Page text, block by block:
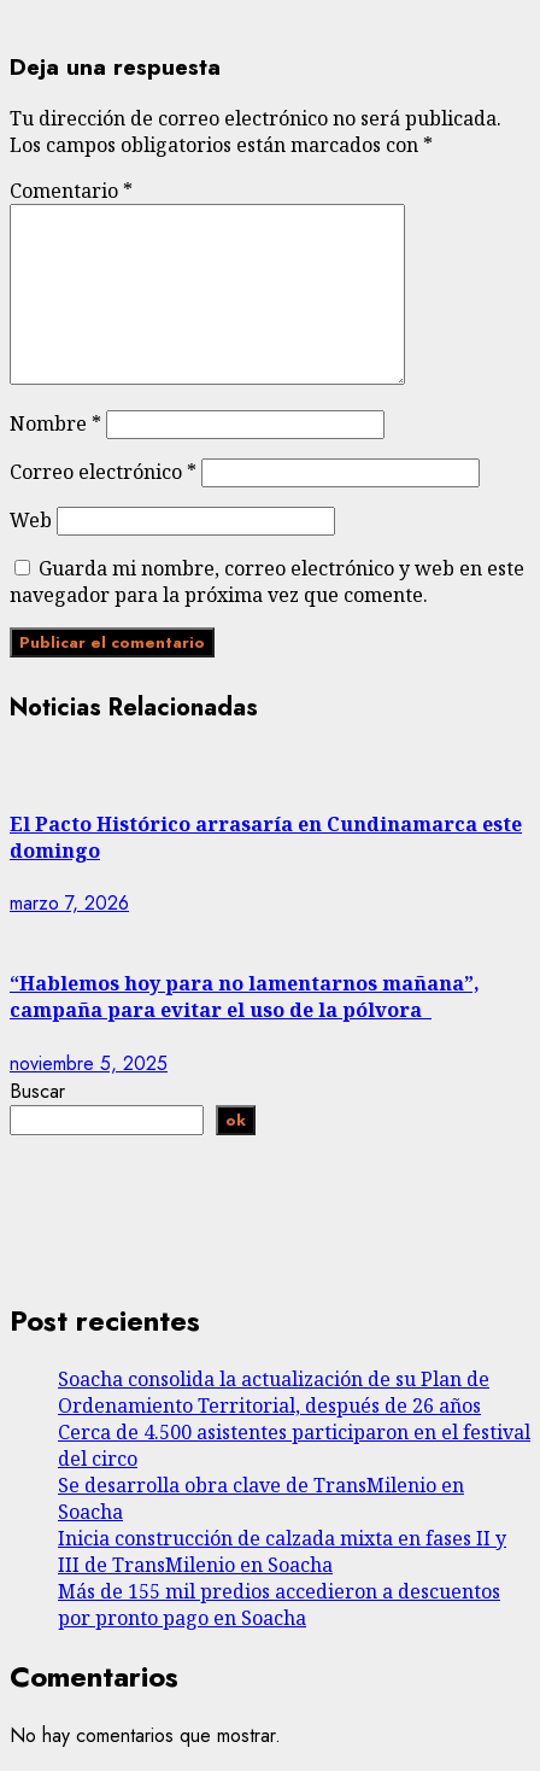
Deja una respuesta
Tu dirección de correo electrónico no será publicada.
Los campos obligatorios están marcados con *
Comentario *
Nombre *
Correo electrónico *
Web
Guarda mi nombre, correo electrónico y web en este
navegador para la próxima vez que comente.
Noticias Relacionadas
El Pacto Histórico arrasaría en Cundinamarca este
domingo
marzo 7, 2026
“Hablemos hoy para no lamentarnos mañana”,
campaña para evitar el uso de la pólvora
noviembre 5, 2025
Buscar
ok
Post recientes
Soacha consolida la actualización de su Plan de
Ordenamiento Territorial, después de 26 años
Cerca de 4.500 asistentes participaron en el festival
del circo
Se desarrolla obra clave de TransMilenio en
Soacha
Inicia construcción de calzada mixta en fases II y
III de TransMilenio en Soacha
Más de 155 mil predios accedieron a descuentos
por pronto pago en Soacha
Comentarios
No hay comentarios que mostrar.